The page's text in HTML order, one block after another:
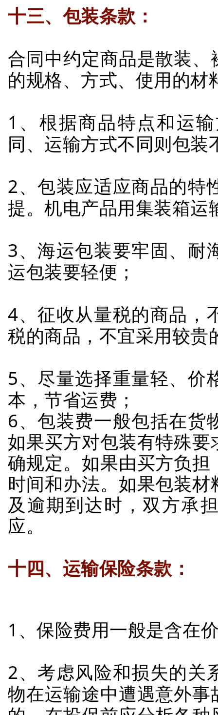
十三、包装条款：
合同中约定商品是散装
的规格、方式、使用的
1、根据商品特点和运
同、运输方式不同则包装
2、包装应适应商品的特
提。机电产品用集装箱
3、海运包装要牢固、耐
运包装要轻便；
4、征收从量税的商品，
税的商品，不宜采用较贵
5、尽量选择重量轻、价
本，节省运费；
6、包装费一般包括在货
如果买方对包装有特殊
确规定。如果由买方负
时间和办法。如果包装
及逾期到达时，双方承
应。
十四、运输保险条款：
1、保险费用一般是含在
2、考虑风险和损失的关
物在运输途中遭遇意外